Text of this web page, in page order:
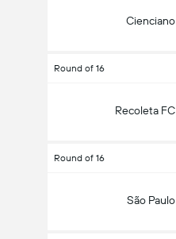
Cienciano
Round of 16
Recoleta FC
Round of 16
São Paulo